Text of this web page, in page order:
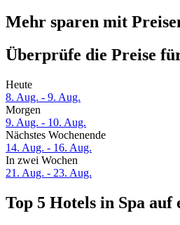
Mehr sparen mit
Überprüfe die Preise
Heute
8. Aug. - 9. Aug.
Morgen
9. Aug. - 10. Aug.
Nächstes Wochenende
14. Aug. - 16. Aug.
In zwei Wochen
21. Aug. - 23. Aug.
Top 5 Hotels in Spa auf